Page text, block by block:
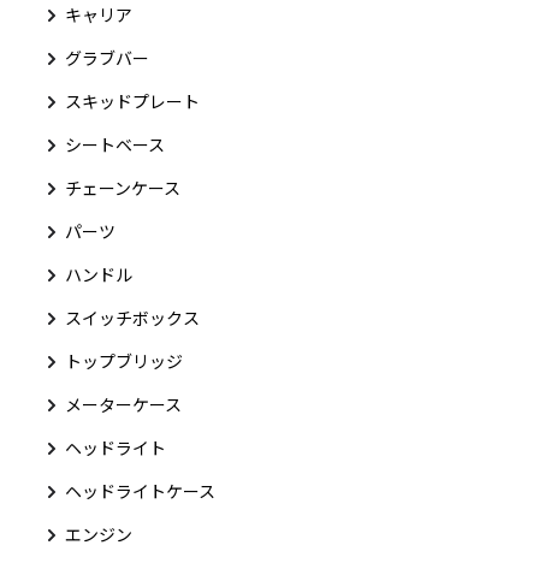
キャリア
グラブバー
スキッドプレート
シートベース
チェーンケース
パーツ
ハンドル
スイッチボックス
トップブリッジ
メーターケース
ヘッドライト
ヘッドライトケース
エンジン